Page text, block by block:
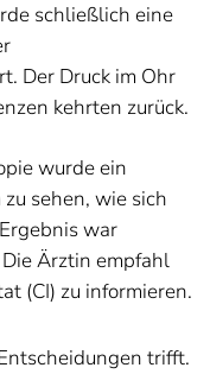
schließlich eine
Der Druck im Ohr
kehrten zurück.
wurde ein
sehen, wie sich
war
Ärztin empfahl
(CI) zu informieren.
trifft.